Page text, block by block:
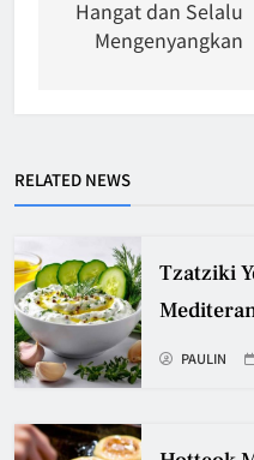
Hangat dan Selalu
Mengenyangkan
RELATED NEWS
Tzatziki
PAULIN